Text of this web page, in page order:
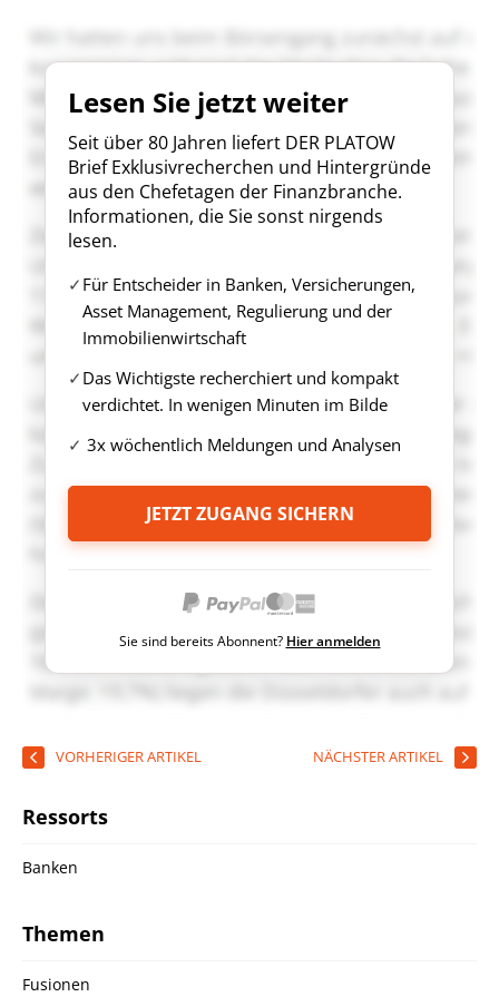
Lesen Sie jetzt weiter
Seit über 80 Jahren liefert DER PLATOW
Brief Exklusivrecherchen und Hintergründe
aus den Chefetagen der Finanzbranche.
Informationen, die Sie sonst nirgends
lesen.
Für Entscheider in Banken, Versicherungen,
Asset Management, Regulierung und der
Immobilienwirtschaft
Das Wichtigste recherchiert und kompakt
verdichtet. In wenigen Minuten im Bilde
3x wöchentlich Meldungen und Analysen
JETZT ZUGANG SICHERN
Sie sind bereits Abonnent? Hier anmelden
VORHERIGER ARTIKEL NÄCHSTER ARTIKEL
Ressorts
Banken
Themen
Fusionen